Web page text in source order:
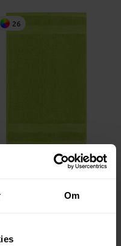
Om
26
Håndkle